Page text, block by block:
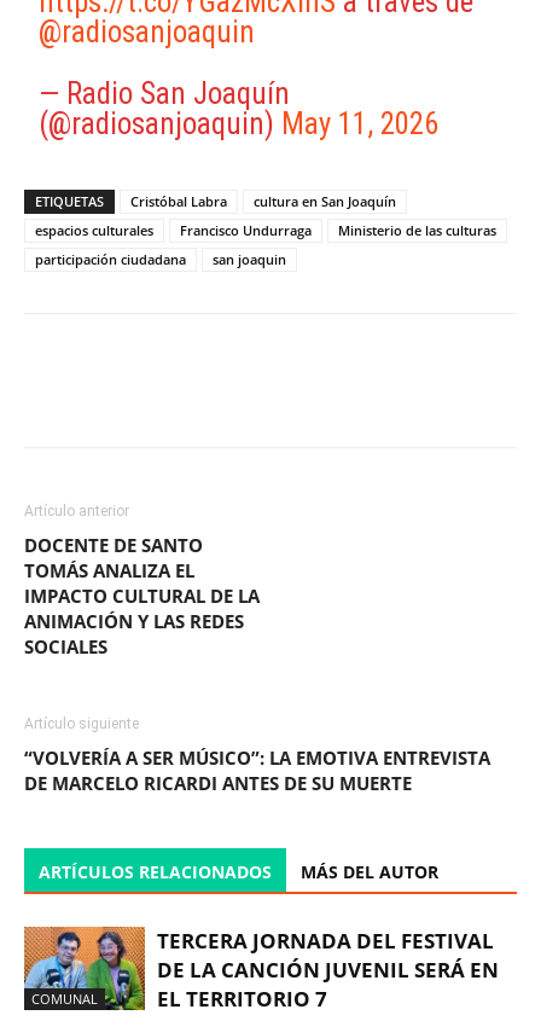
@radiosanjoaquin
— Radio San Joaquín
(@radiosanjoaquin) May 11, 2026
ETIQUETAS Cristóbal Labra
cultura en San Joaquín
espacios culturales
Francisco Undurraga
Ministerio de las culturas
participación ciudadana
san joaquin
Artículo anterior
DOCENTE DE SANTO
TOMÁS ANALIZA EL
IMPACTO CULTURAL DE LA
ANIMACIÓN Y LAS REDES
SOCIALES
Artículo siguiente
“VOLVERÍA A SER MÚSICO”: LA EMOTIVA ENTREVISTA
DE MARCELO RICARDI ANTES DE SU MUERTE
ARTÍCULOS RELACIONADOS MÁS DEL AUTOR
COMUNAL
TERCERA JORNADA DEL FESTIVAL
DE LA CANCIÓN JUVENIL SERÁ EN
EL TERRITORIO 7